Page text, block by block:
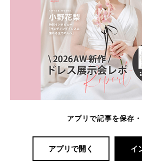
アプリで記事を保存
アプリで開く イ